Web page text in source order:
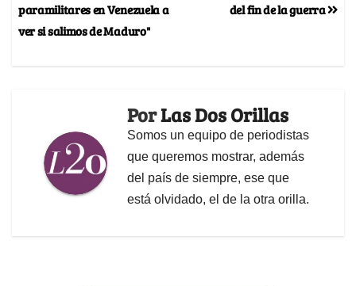
del fin de la guerra
paramilitares en Venezuela a
ver si salimos de Maduro"
PorLas Dos Orillas
Somos un equipo de periodistas
que queremos mostrar, además
del país de siempre, ese que
está olvidado, el de la otra orilla.